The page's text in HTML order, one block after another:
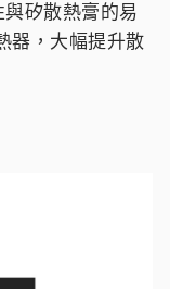
矽散熱膏的易
器，大幅提升散